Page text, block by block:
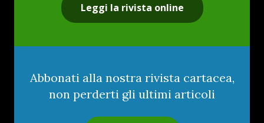
Leggi la rivista online
Abbonati alla nostra rivista cartacea,
non perderti gli ultimi articoli